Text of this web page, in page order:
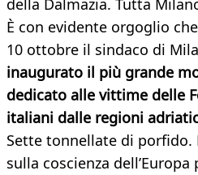
della Dalmazia. Tutta
È con evidente orgoglio
10 ottobre il sindaco di
inaugurato il più grande
dedicato alle vittime delle
italiani dalle regioni
Sette tonnellate di porfido.
sulla coscienza